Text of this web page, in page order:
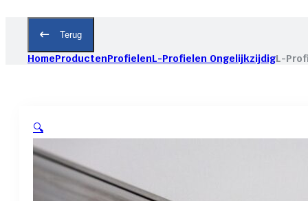
Terug
HomeProductenProfielenL-Profielen OngelijkzijdigL-
🔍